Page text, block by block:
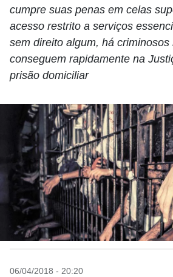
cumpre suas penas em celas
acesso restrito a serviços
sem direito algum, há criminosos
conseguem rapidamente na
prisão domiciliar
06/04/2018 - 20:20